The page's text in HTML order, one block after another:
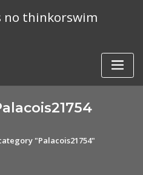
no thinkorswim
"Palacois21754"